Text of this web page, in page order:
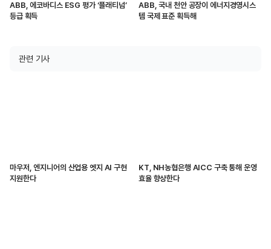
ABB, 에코바디스 ESG 평가 ‘플래티넘’
등급 획득
ABB, 국내 천안 공장이 에너지경영시스
템 국제 표준 획득해
관련 기사
마우저, 엔지니어의 산업용 엣지 AI 구현
지원한다
KT, NH농협은행 AICC 구축 통해 운영
효율 향상한다